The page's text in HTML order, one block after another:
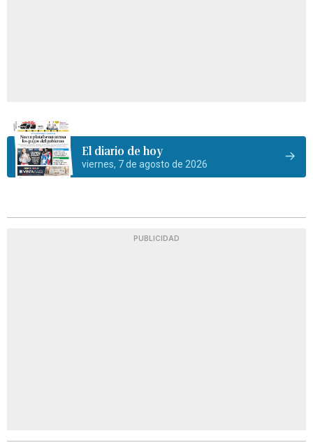
El diario de hoy
viernes, 7 de agosto de 2026
PUBLICIDAD